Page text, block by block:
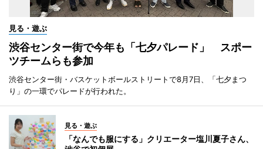
見る・遊ぶ
渋谷センター街で今年も「七夕パレード」 スポー
ツチームらも参加
渋谷センター街・バスケットボールストリートで8月7日、「七夕まつ
り」の一環でパレードが行われた。
見る・遊ぶ
「なんでも服にする」クリエーター塩川夏子さん、